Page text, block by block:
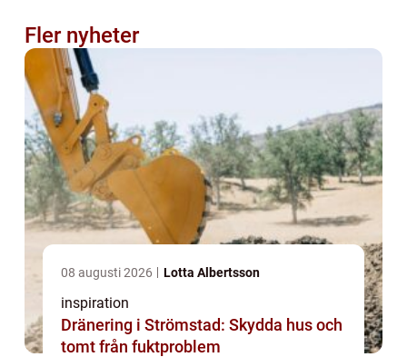
Fler nyheter
08 augusti 2026 Lotta Albertsson
inspiration
Dränering i Strömstad: Skydda hus och
tomt från fuktproblem